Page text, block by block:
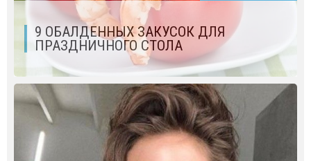
9 ОБАЛДЕННЫХ ЗАКУСОК ДЛЯ
ПРАЗДНИЧНОГО СТОЛА